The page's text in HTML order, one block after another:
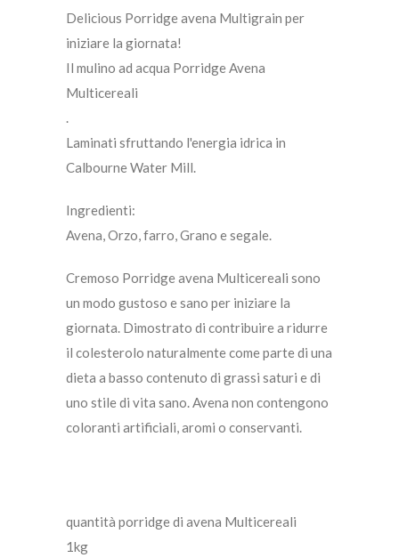
Delicious Porridge avena Multigrain per
iniziare la giornata!
Il mulino ad acqua Porridge Avena
Multicereali
.
Laminati sfruttando l'energia idrica in
Calbourne Water Mill.
Ingredienti:
Avena, Orzo, farro, Grano e segale.
Cremoso Porridge avena Multicereali sono
un modo gustoso e sano per iniziare la
giornata. Dimostrato di contribuire a ridurre
il colesterolo naturalmente come parte di una
dieta a basso contenuto di grassi saturi e di
uno stile di vita sano. Avena non contengono
coloranti artificiali, aromi o conservanti.
quantità porridge di avena Multicereali
1kg